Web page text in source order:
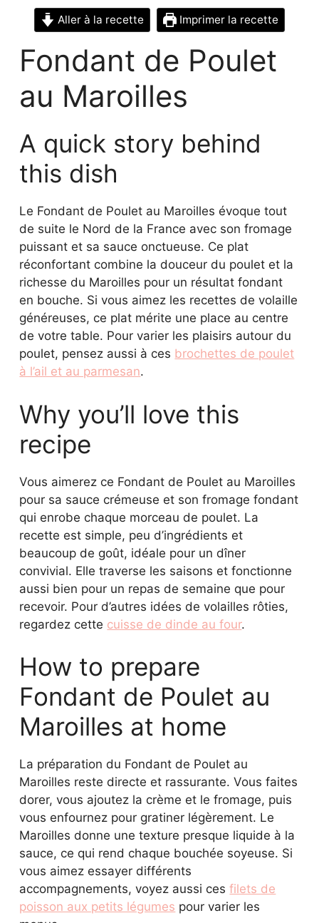
Aller à la recette Imprimer la recette
Fondant de Poulet
au Maroilles
A quick story behind
this dish
Le Fondant de Poulet au Maroilles évoque tout
de suite le Nord de la France avec son fromage
puissant et sa sauce onctueuse. Ce plat
réconfortant combine la douceur du poulet et la
richesse du Maroilles pour un résultat fondant
en bouche. Si vous aimez les recettes de volaille
généreuses, ce plat mérite une place au centre
de votre table. Pour varier les plaisirs autour du
poulet, pensez aussi à ces brochettes de poulet
à l’ail et au parmesan.
Why you’ll love this
recipe
Vous aimerez ce Fondant de Poulet au Maroilles
pour sa sauce crémeuse et son fromage fondant
qui enrobe chaque morceau de poulet. La
recette est simple, peu d’ingrédients et
beaucoup de goût, idéale pour un dîner
convivial. Elle traverse les saisons et fonctionne
aussi bien pour un repas de semaine que pour
recevoir. Pour d’autres idées de volailles rôties,
regardez cette cuisse de dinde au four.
How to prepare
Fondant de Poulet au
Maroilles at home
La préparation du Fondant de Poulet au
Maroilles reste directe et rassurante. Vous faites
dorer, vous ajoutez la crème et le fromage, puis
vous enfournez pour gratiner légèrement. Le
Maroilles donne une texture presque liquide à la
sauce, ce qui rend chaque bouchée soyeuse. Si
vous aimez essayer différents
accompagnements, voyez aussi cesfilets de
poisson aux petits légumes pour varier les